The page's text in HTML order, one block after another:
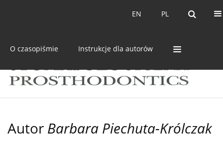
PL
EN PL
EN
O czasopiśmie Instrukcje dla autorów
Autor Barbara Piechuta-Królczak